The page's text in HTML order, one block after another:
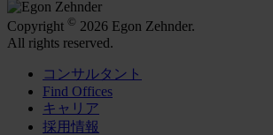
Copyright © 2026 Egon Zehnder.
All rights reserved.
コンサルタント
Find Offices
キャリア
採用情報